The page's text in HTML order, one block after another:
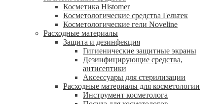
Косметика Histomer
Косметологические средства Гельтек
Косметологические гели Noveline
Расходные материалы
Защита и дезинфекция
Гигиенические защитные экраны
Дезинфицирующие средства,
антисептики
Аксессуары для стерилизации
Расходные материалы для косметологии
Инструмент косметолога